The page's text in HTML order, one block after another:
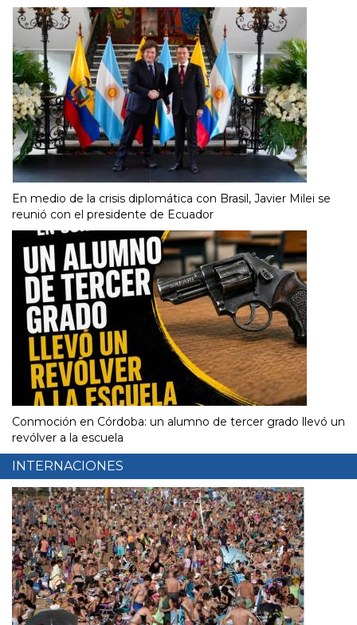
En medio de la crisis diplomática con Brasil, Javier Milei se
reunió con el presidente de Ecuador
Conmoción en Córdoba: un alumno de tercer grado llevó un
revólver a la escuela
INTERNACIONES